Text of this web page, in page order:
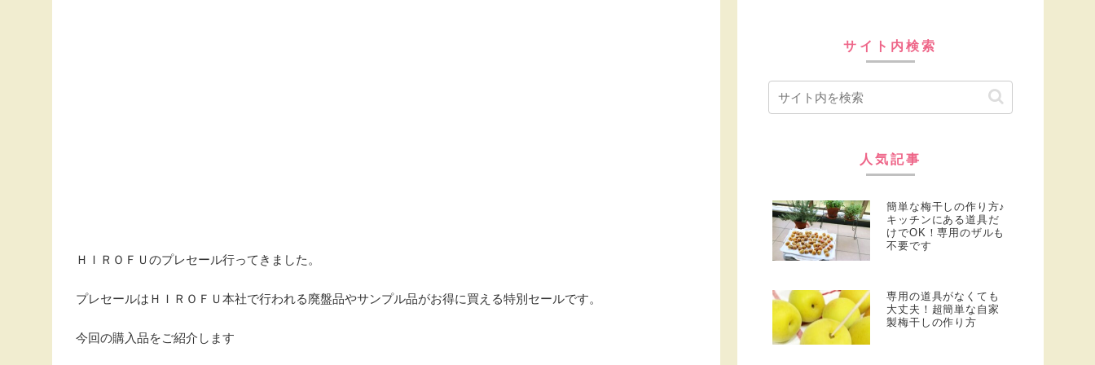
ＨＩＲＯＦＵのプレセール行ってきました。
プレセールはＨＩＲＯＦＵ本社で行われる廃盤品やサンプル品がお得に買える特別セールです。
今回の購入品をご紹介します
サイト内検索
人気記事
簡単な梅干しの作り方♪
キッチンにある道具だ
けでOK！専用のザルも
不要です
専用の道具がなくても
大丈夫！超簡単な自家
製梅干しの作り方